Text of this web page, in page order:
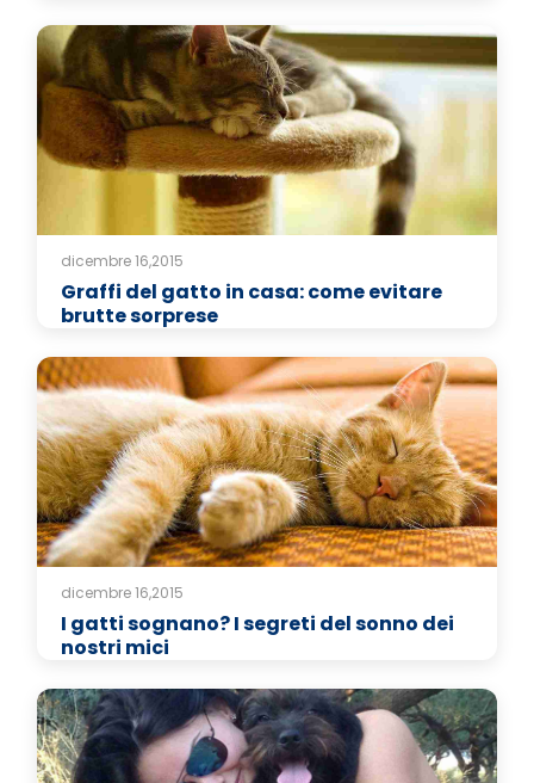
dicembre 16,2015
Graffi del gatto in casa: come evitare
brutte sorprese
dicembre 16,2015
I gatti sognano? I segreti del sonno dei
nostri mici